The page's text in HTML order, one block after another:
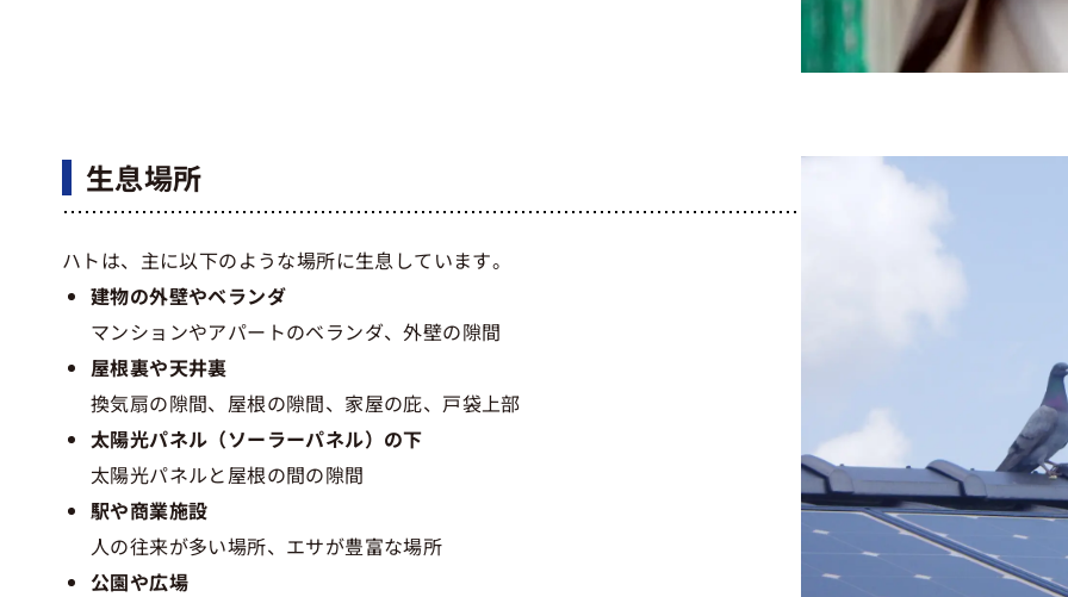
生息場所
ハトは、主に以下のような場所に生息しています。
建物の外壁やベランダ
マンションやアパートのベランダ、外壁の隙間
屋根裏や天井裏
換気扇の隙間、屋根の隙間、家屋の庇、戸袋上部
太陽光パネル（ソーラーパネル）の下
太陽光パネルと屋根の間の隙間
駅や商業施設
人の往来が多い場所、エサが豊富な場所
公園や広場